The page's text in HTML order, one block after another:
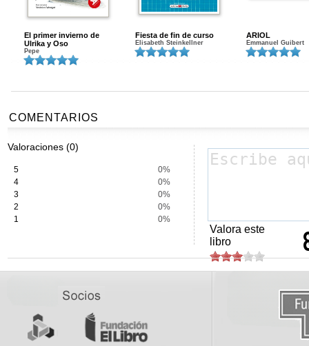
El primer invierno de
Ulrika y Oso
Pepe
Fiesta de fin de curso
Elisabeth Steinkellner
ARIOL
Emmanuel Guibert
COMENTARIOS
Valoraciones (0)
5
0%
4
0%
3
0%
2
0%
1
0%
Valora este
libro